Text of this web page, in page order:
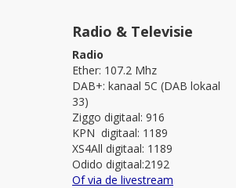
Radio & Televisie
Radio
Ether: 107.2 Mhz
DAB+: kanaal 5C (DAB lokaal
33)
Ziggo digitaal: 916
KPN digitaal: 1189
XS4All digitaal: 1189
Odido digitaal:2192
Of via de livestream